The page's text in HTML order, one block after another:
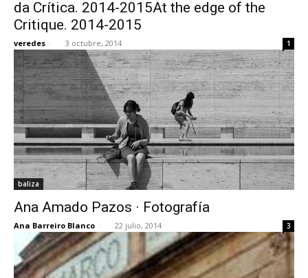
da Crítica. 2014-2015At the edge of the
Critique. 2014-2015
veredes - 3 octubre, 2014 1
baliza
Ana Amado Pazos · Fotografía
Ana Barreiro Blanco - 22 julio, 2014 3